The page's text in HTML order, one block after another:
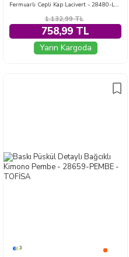
Fermuarlı Cepli Kap Lacivert - 28480-LACIVERT
1.132,99TL
758,99 TL
Yarın Kargoda
3